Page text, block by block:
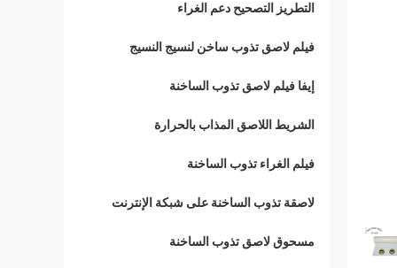
التطريز التصحيح دعم الغراء
فيلم لاصق تذوب ساخن لنسيج النسيج
إيفا فيلم لاصق تذوب الساخنة
الشريط اللاصق المذاب بالحرارة
فيلم الغراء تذوب الساخنة
لاصقة تذوب الساخنة على شبكة الإنترنت
مسحوق لاصق تذوب الساخنة